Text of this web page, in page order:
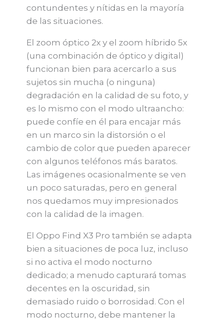
contundentes y nítidas en la mayoría
de las situaciones.
El zoom óptico 2x y el zoom híbrido 5x
(una combinación de óptico y digital)
funcionan bien para acercarlo a sus
sujetos sin mucha (o ninguna)
degradación en la calidad de su foto, y
es lo mismo con el modo ultraancho:
puede confíe en él para encajar más
en un marco sin la distorsión o el
cambio de color que pueden aparecer
con algunos teléfonos más baratos.
Las imágenes ocasionalmente se ven
un poco saturadas, pero en general
nos quedamos muy impresionados
con la calidad de la imagen.
El Oppo Find X3 Pro también se adapta
bien a situaciones de poca luz, incluso
si no activa el modo nocturno
dedicado; a menudo capturará tomas
decentes en la oscuridad, sin
demasiado ruido o borrosidad. Con el
modo nocturno, debe mantener la